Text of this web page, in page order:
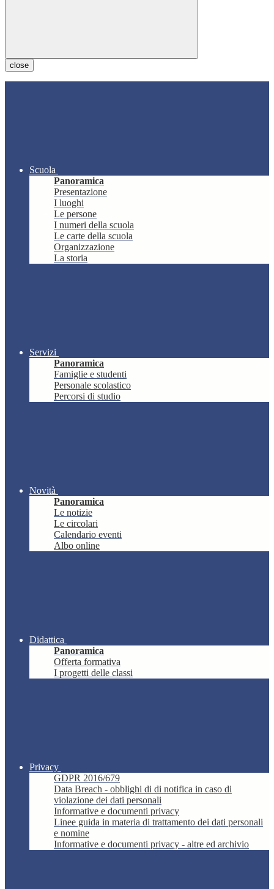
close
Scuola
Panoramica
Presentazione
I luoghi
Le persone
I numeri della scuola
Le carte della scuola
Organizzazione
La storia
Servizi
Panoramica
Famiglie e studenti
Personale scolastico
Percorsi di studio
Novità
Panoramica
Le notizie
Le circolari
Calendario eventi
Albo online
Didattica
Panoramica
Offerta formativa
I progetti delle classi
Privacy
GDPR 2016/679
Data Breach - obblighi di di notifica in caso di
violazione dei dati personali
Informative e documenti privacy
Linee guida in materia di trattamento dei dati personali
e nomine
Informative e documenti privacy - altre ed archivio